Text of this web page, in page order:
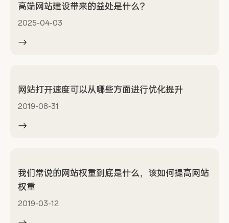
高端网站建设带来的益处是什么？
2025-04-03
网站打开速度可以从哪些方面进行优化提升
2019-08-31
我们常说的网站权重到底是什么，该如何提高网站
权重
2019-03-12